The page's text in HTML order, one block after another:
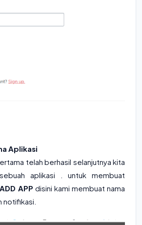
Aplikasi
telah berhasil selanjutnya kita
aplikasi . untuk membuat
ADD APP disini kami membuat nama
notifikasi.